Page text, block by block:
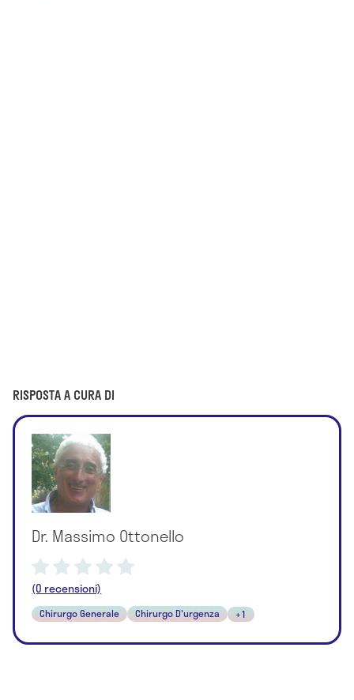
RISPOSTA A CURA DI
Dr. Massimo Ottonello
(0 recensioni)
Chirurgo Generale Chirurgo D'urgenza +1